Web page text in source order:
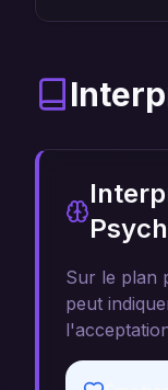
Sur le plan
peut